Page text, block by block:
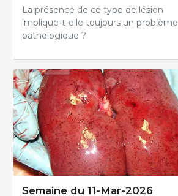
La présence de ce type de lésion
implique-t-elle toujours un problème
pathologique ?
Semaine du 11-Mar-2026